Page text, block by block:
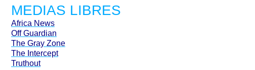
MEDIAS LIBRES
Africa News
Off Guardian
The Gray Zone
The Intercept
Truthout